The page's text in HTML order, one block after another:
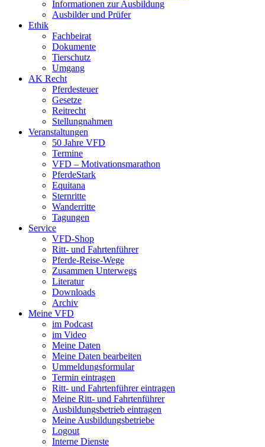
Informationen zur Ausbildung
Ausbilder und Prüfer
Ethik
Fachbeirat
Dokumente
Tierschutz
Umgang
AK Recht
Pferdesteuer
Gesetze
Reitrecht
Stellungnahmen
Veranstaltungen
50 Jahre VFD
Termine
VFD – Motivationsmarathon
PferdeStark
Equitana
Sternritte
Wanderritte
Tagungen
Service
VFD-Shop
Ritt- und Fahrtenführer
Pferde-Reise-Wege
Zusammen Unterwegs
Literatur
Downloads
Archiv
Meine VFD
im Podcast
im Video
Meine Daten
Meine Daten bearbeiten
Ummeldungsformular
Termin eintragen
Ritt- und Fahrtenführer eintragen
Meine Ritt- und Fahrtenführer
Ausbildungsbetrieb eintragen
Meine Ausbildungsbetriebe
Logout
Interne Dienste